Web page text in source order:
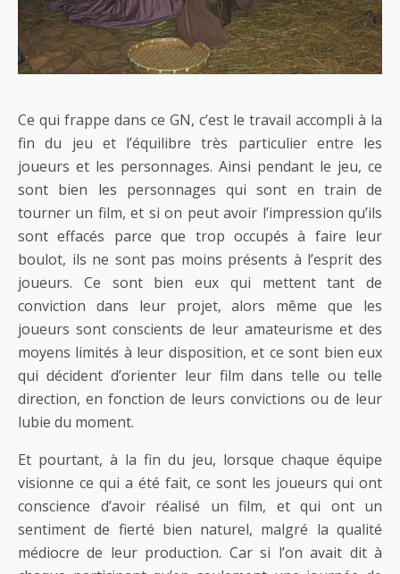
Ce qui frappe dans ce GN, c’est le travail accompli à la
fin du jeu et l’équilibre très particulier entre les
joueurs et les personnages. Ainsi pendant le jeu, ce
sont bien les personnages qui sont en train de
tourner un film, et si on peut avoir l’impression qu’ils
sont effacés parce que trop occupés à faire leur
boulot, ils ne sont pas moins présents à l’esprit des
joueurs. Ce sont bien eux qui mettent tant de
conviction dans leur projet, alors même que les
joueurs sont conscients de leur amateurisme et des
moyens limités à leur disposition, et ce sont bien eux
qui décident d’orienter leur film dans telle ou telle
direction, en fonction de leurs convictions ou de leur
lubie du moment.
Et pourtant, à la fin du jeu, lorsque chaque équipe
visionne ce qui a été fait, ce sont les joueurs qui ont
conscience d’avoir réalisé un film, et qui ont un
sentiment de fierté bien naturel, malgré la qualité
médiocre de leur production. Car si l’on avait dit à